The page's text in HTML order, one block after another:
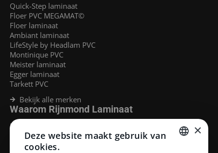
Quick-Step laminaat
Floer PVC MEGAMAT©
Floer laminaat
Ambiant laminaat
LifeStyle by Headlam PVC
Montinique PVC
Meister laminaat
Egger laminaat
Tarkett PVC
Bekijk alle merken
Waarom Rijnmond Laminaat
Legservice
Laminaat Capelle aan den Ijssel
Laminaat voor vloerverwarming
×
Deze website maakt gebruik van
cookies.